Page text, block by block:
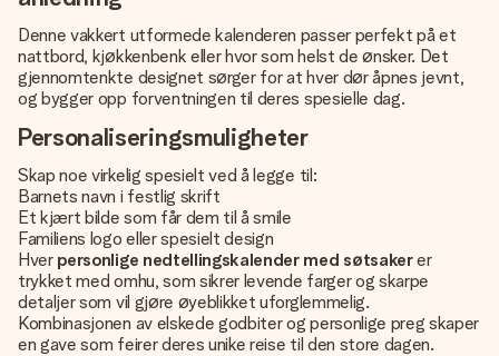
Denne vakkert utformede kalenderen passer perfekt på et
nattbord, kjøkkenbenk eller hvor som helst de ønsker. Det
gjennomtenkte designet sørger for at hver dør åpnes jevnt,
og bygger opp forventningen til deres spesielle dag.
Personaliseringsmuligheter
Skap noe virkelig spesielt ved å legge til:
Barnets navn i festlig skrift
Et kjært bilde som får dem til å smile
Familiens logo eller spesielt design
Hver personlige nedtellingskalender med søtsakerer
trykket med omhu, som sikrer levende farger og skarpe
detaljer som vil gjøre øyeblikket uforglemmelig.
Kombinasjonen av elskede godbiter og personlige preg skaper
en gave som feirer deres unike reise til den store dagen.